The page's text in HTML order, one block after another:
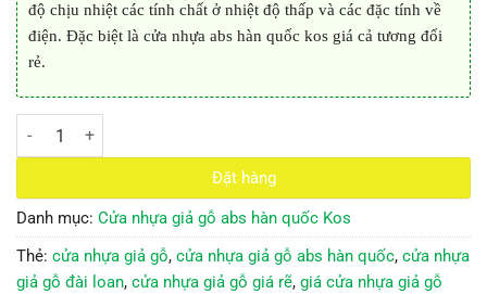
độ chịu nhiệt các tính chất ở nhiệt độ thấp và các đặc tính về
điện. Đặc biệt là cửa nhựa abs hàn quốc kos giá cả tương đối
rẻ.
Cửa Nhựa Abs Hàn Quốc Kos KD.11 số lượng
Đặt hàng
Danh mục: Cửa nhựa giả gỗ abs hàn quốc Kos
Thẻ: cửa nhựa giả gỗ, cửa nhựa giả gỗ abs hàn quốc, cửa nhựa
giả gỗ đài loan, cửa nhựa giả gỗ giá rẽ, giá cửa nhựa giả gỗ